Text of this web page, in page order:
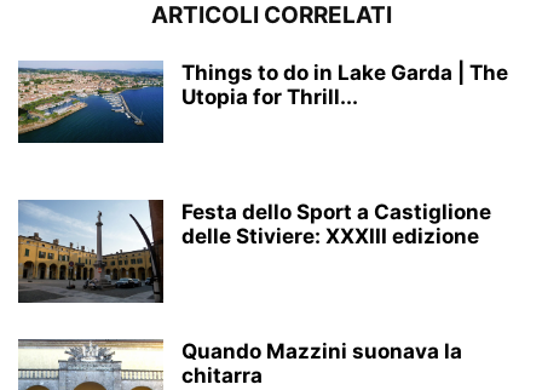
ARTICOLI CORRELATI
Things to do in Lake Garda | The
Utopia for Thrill...
Festa dello Sport a Castiglione
delle Stiviere: XXXIII edizione
Quando Mazzini suonava la
chitarra